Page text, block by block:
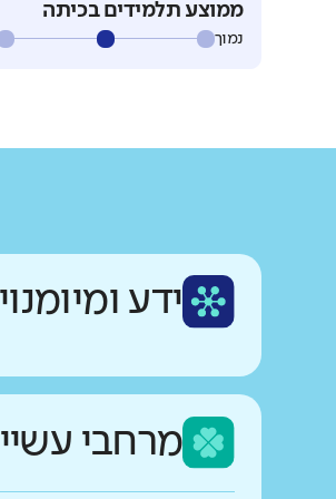
ממוצע תלמידים בכיתה
נמוך
ידע
מרחבי